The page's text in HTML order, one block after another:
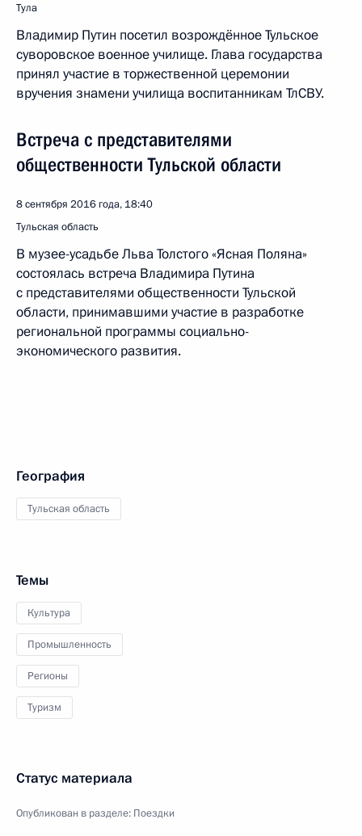
Тула
Владимир Путин посетил возрождённое Тульское
суворовское военное училище. Глава государства
принял участие в торжественной церемонии
вручения знамени училища воспитанникам ТлСВУ.
Встреча с представителями
общественности Тульской области
8 сентября 2016 года, 18:40
Тульская область
В музее-усадьбе Льва Толстого «Ясная Поляна»
состоялась встреча Владимира Путина
с представителями общественности Тульской
области, принимавшими участие в разработке
региональной программы социально-
экономического развития.
География
Тульская область
Темы
Культура
Промышленность
Регионы
Туризм
Статус материала
Опубликован в разделе: Поездки